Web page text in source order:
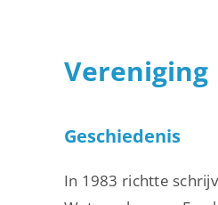
Vereniging
Geschiedenis
In 1983 richtte